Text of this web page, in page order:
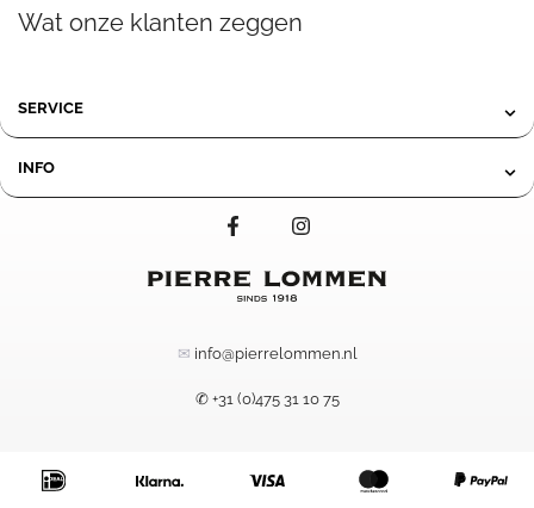
Wat onze klanten zeggen
SERVICE
INFO
✉ info@pierrelommen.nl
✆ +31 (0)475 31 10 75